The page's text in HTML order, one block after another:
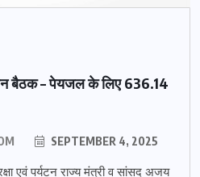
बैठक – पेयजल के लिए 636.14
SEPTEMBER 4, 2025
एवं पर्यटन राज्य मंत्री व सांसद अजय